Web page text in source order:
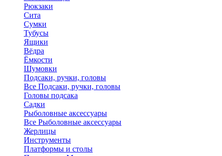
Рюкзаки
Сита
Сумки
Тубусы
Ящики
Вёдра
Ёмкости
Шумовки
Подсаки, ручки, головы
Все Подсаки, ручки, головы
Головы подсака
Садки
Рыболовные аксессуары
Все Рыболовные аксессуары
Жерлицы
Инструменты
Платформы и столы